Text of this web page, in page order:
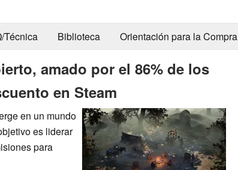
Técnica Biblioteca Orientación para la Compra
amado por el 86% de los
en Steam
en un mundo
es liderar
para